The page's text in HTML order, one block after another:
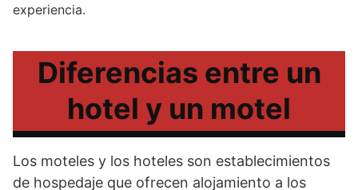
experiencia.
Diferencias entre un
hotel y un motel
Los moteles y los hoteles son establecimientos
de hospedaje que ofrecen alojamiento a los